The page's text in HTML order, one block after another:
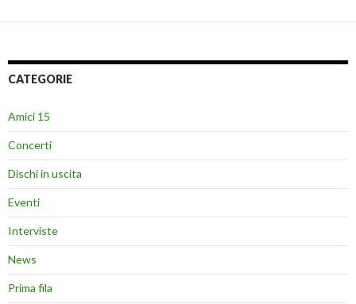
CATEGORIE
Amici 15
Concerti
Dischi in uscita
Eventi
Interviste
News
Prima fila